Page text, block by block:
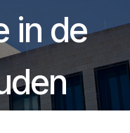
in de